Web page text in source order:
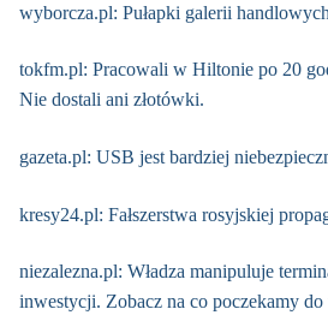
wyborcza.pl: Pułapki galerii
tokfm.pl: Pracowali w Hiltonie po 20
Nie dostali ani złotówki.
gazeta.pl: USB jest bardziej
kresy24.pl: Fałszerstwa rosyjskiej
niezalezna.pl: Władza manipuluje
inwestycji. Zobacz na co poczekamy